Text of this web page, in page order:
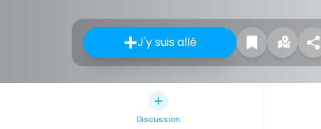
J'y suis allé
Discussion